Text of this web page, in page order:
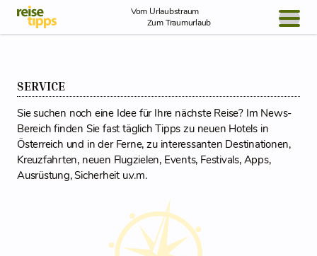
Skip to Content
Vom Urlaubstraum
Zum Traumurlaub
REISEIDEEN
SERVICE
Sie suchen noch eine Idee für Ihre nächste Reise? Im News-
Bereich finden Sie fast täglich Tipps zu neuen Hotels in
Österreich und in der Ferne, zu interessanten Destinationen,
Kreuzfahrten, neuen Flugzielen, Events, Festivals, Apps,
Ausrüstung, Sicherheit u.v.m.